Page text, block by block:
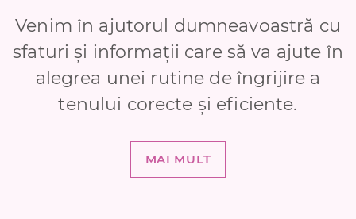
Venim în ajutorul dumneavoastră cu
sfaturi și informații care să va ajute în
alegrea unei rutine de îngrijire a
tenului corecte și eficiente.
MAI MULT